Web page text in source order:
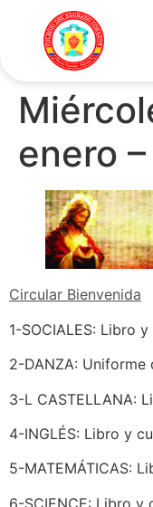
enero
Circular Bienvenida
1-SOCIALES: Libro
2-DANZA: Uniforme
3-L CASTELLANA:
4-INGLÉS: Libro y
5-MATEMÁTICAS:
6-SCIENCE: Libro y